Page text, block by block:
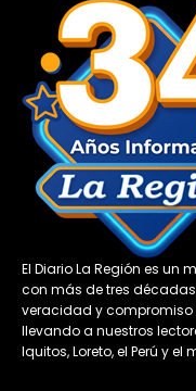
El Diario La Región es un
con más de tres
veracidad y compromiso
llevando a nuestros
Iquitos, Loreto, el Perú y el